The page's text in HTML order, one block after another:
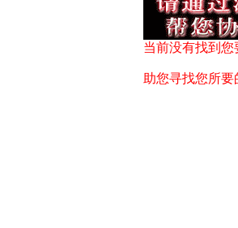
当前没有找到
助您寻找您所